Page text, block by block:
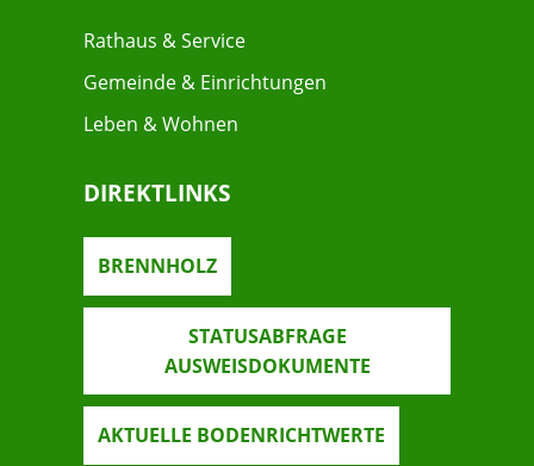
Rathaus & Service
Gemeinde & Einrichtungen
Leben & Wohnen
DIREKTLINKS
BRENNHOLZ
STATUSABFRAGE
AUSWEISDOKUMENTE
AKTUELLE BODENRICHTWERTE